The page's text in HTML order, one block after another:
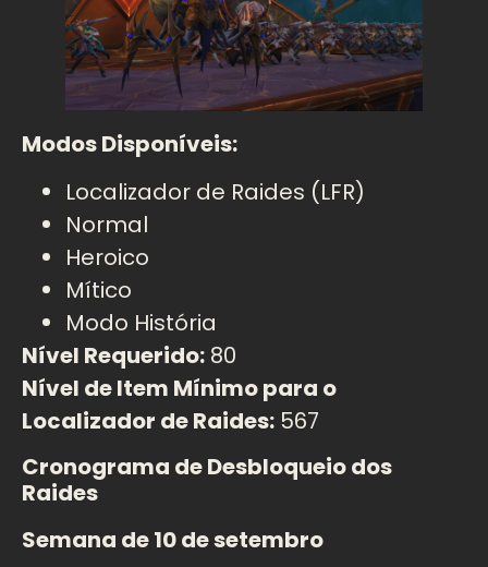
Modos Disponíveis:
Localizador de Raides (LFR)
Normal
Heroico
Mítico
Modo História
Nível Requerido: 80
Nível de Item Mínimo para o
Localizador de Raides: 567
Cronograma de Desbloqueio dos
Raides
Semana de 10 de setembro